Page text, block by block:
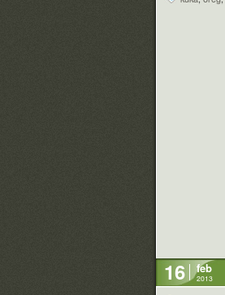
16 feb
2013